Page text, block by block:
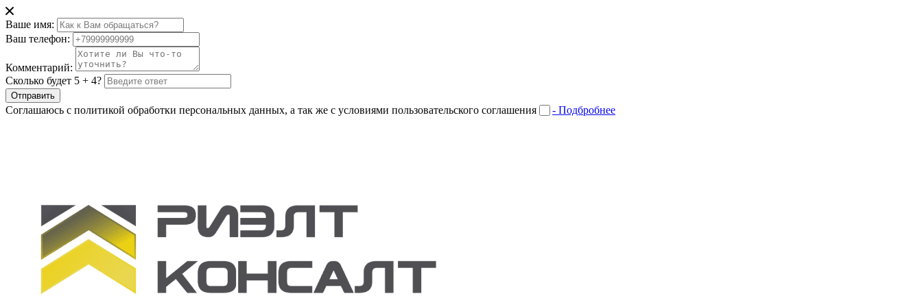
Ваше имя:
Ваш телефон:
Комментарий:
Сколько будет 5 + 4?
Отправить
Соглашаюсь с политикой обработки персональных данных, а так же с условиями пользовательского соглашения - Подбробнее